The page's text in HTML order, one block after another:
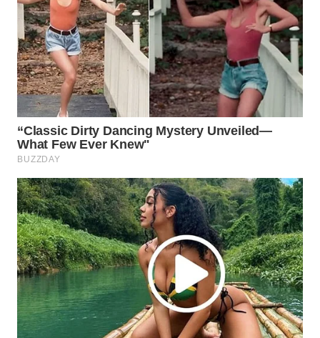
WAHANA
TV
WAHANANEWS
ID
WAHANANEWS
CO ID
WAHANANEWS
NET
WAHANA
SPORT
WAHANA
UMKM